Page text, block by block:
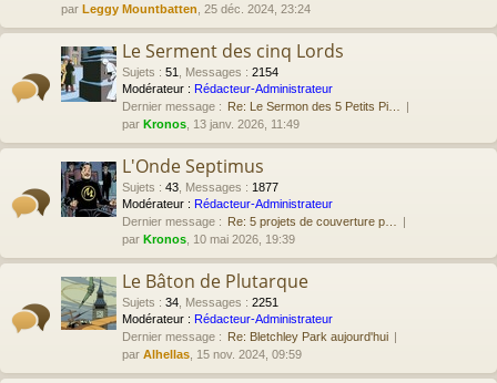
par Leggy Mountbatten , 25 déc. 2024, 23:24
Le Serment des cinq Lords
Sujets : 51 Messages : 2154
Modérateur : Rédacteur-Administrateur
Dernier message : Re: Le Sermon des 5 Petits Pi…
par Kronos , 13 janv. 2026, 11:49
L'Onde Septimus
Sujets : 43 Messages : 1877
Modérateur : Rédacteur-Administrateur
Dernier message : Re: 5 projets de couverture p…
par Kronos , 10 mai 2026, 19:39
Le Bâton de Plutarque
Sujets : 34 Messages : 2251
Modérateur : Rédacteur-Administrateur
Dernier message : Re: Bletchley Park aujourd'hui
par Alhellas , 15 nov. 2024, 09:59